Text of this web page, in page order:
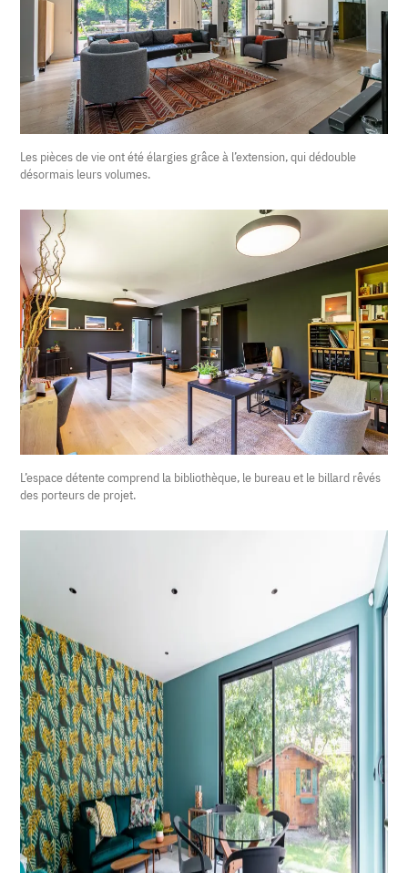
Les pièces de vie ont été élargies grâce à l’extension, qui dédouble
désormais leurs volumes.
L’espace détente comprend la bibliothèque, le bureau et le billard rêvés
des porteurs de projet.